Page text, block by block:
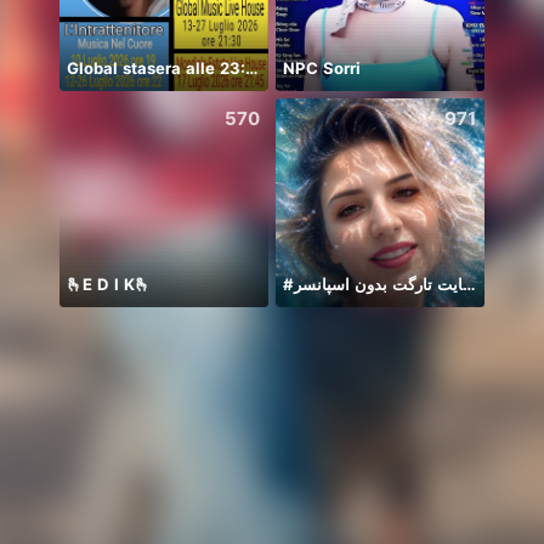
Global stasera alle 23:00🤗❤️ NPC Sorri
570
🫰E D I K🫰
971
#حمایت تارگت بدون اسپانسر